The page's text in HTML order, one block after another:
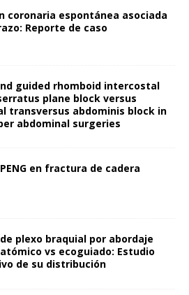
coronaria espontánea asociada
Reporte de caso
guided rhomboid intercostal
plane block versus
transversus abdominis block in
abdominal surgeries
en fractura de cadera
plexo braquial por abordaje
vs ecoguiado: Estudio
de su distribución